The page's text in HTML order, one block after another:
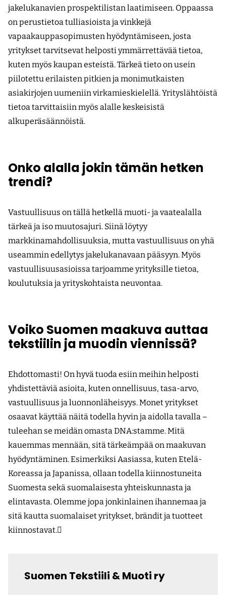
jakelukanavien prospektilistan laatimiseen. Oppaassa
on perustietoa tulliasioista ja vinkkejä
vapaakauppasopimusten hyödyntämiseen, josta
yritykset tarvitsevat helposti ymmärrettävää tietoa,
kuten myös kaupan esteistä. Tärkeä tieto on usein
piilotettu erilaisten pitkien ja monimutkaisten
asiakirjojen uumeniin virkamieskielellä. Yrityslähtöistä
tietoa tarvittaisiin myös alalle keskeisistä
alkuperäsäännöistä.
Onko alalla jokin tämän hetken
trendi?
Vastuullisuus on tällä hetkellä muoti- ja vaatealalla
tärkeä ja iso muutosajuri. Siinä löytyy
markkinamahdollisuuksia, mutta vastuullisuus on yhä
useammin edellytys jakelukanavaan pääsyyn. Myös
vastuullisuusasioissa tarjoamme yrityksille tietoa,
koulutuksia ja yrityskohtaista neuvontaa.
Voiko Suomen maakuva auttaa
tekstiilin ja muodin viennissä?
Ehdottomasti! On hyvä tuoda esiin meihin helposti
yhdistettäviä asioita, kuten onnellisuus, tasa-arvo,
vastuullisuus ja luonnonläheisyys. Monet yritykset
osaavat käyttää näitä todella hyvin ja aidolla tavalla –
tuleehan se meidän omasta DNA:stamme. Mitä
kauemmas mennään, sitä tärkeämpää on maakuvan
hyödyntäminen. Esimerkiksi Aasiassa, kuten Etelä-
Koreassa ja Japanissa, ollaan todella kiinnostuneita
Suomesta sekä suomalaisesta yhteiskunnasta ja
elintavasta. Olemme jopa jonkinlainen ihannemaa ja
sitä kautta suomalaiset yritykset, brändit ja tuotteet
kiinnostavat.
Suomen Tekstiili & Muoti ry